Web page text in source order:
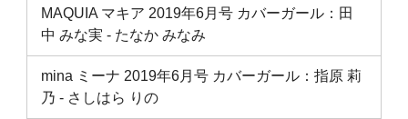
MAQUIA マキア 2019年6月号 カバーガール：田
中 みな実 ‐ たなか みなみ
mina ミーナ 2019年6月号 カバーガール：指原 莉
乃 ‐ さしはら りの